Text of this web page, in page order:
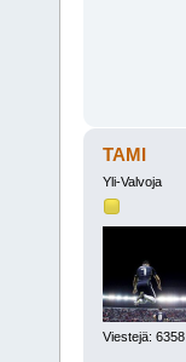
TAMI
Yli-Valvoja
Viestejä: 6358